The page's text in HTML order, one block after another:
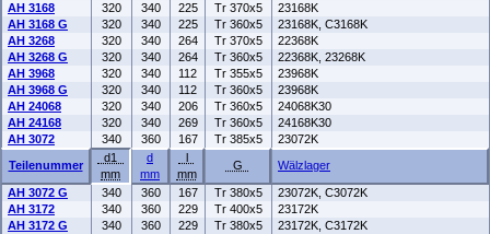
AH 3168
320 340 225 Tr 370x5
23168K
AH 3168 G
320 340 225 Tr 360x5
23168K, C3168K
AH 3268
320 340 264 Tr 370x5
22368K
AH 3268 G
320 340 264 Tr 360x5
22368K, 23268K
AH 3968
320 340 112 Tr 355x5
23968K
AH 3968 G
320 340 112 Tr 360x5
23968K
AH 24068
320 340 206 Tr 360x5
24068K30
AH 24168
320 340 269 Tr 360x5
24168K30
AH 3072
340 360 167 Tr 385x5
23072K
Teilenummer
d1
mm
d
mm
l
mm
G Wälzlager
AH 3072 G 340 360 167 Tr 380x5
23072K, C3072K
AH 3172
340 360 229 Tr 400x5
23172K
AH 3172 G
340 360 229 Tr 380x5
23172K, C3172K